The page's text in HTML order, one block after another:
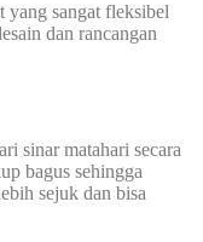
sangat fleksibel
dan rancangan
sinar matahari secara
bagus sehingga
sejuk dan bisa